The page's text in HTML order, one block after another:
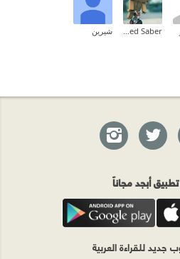
شيرين
أبجد مجاناً
جديد للقراءة العربية